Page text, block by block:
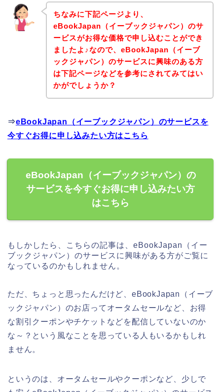
ちなみに下記ページより、
eBookJapan（イーブックジャパン）のサ
ービスがお得な価格で申し込むことができ
ましたよ♪なので、eBookJapan（イーブ
ックジャパン）のサービスに興味のある方
は下記ページなどを参考にされてみてはい
かがでしょうか？
⇒eBookJapan（イーブックジャパン）のサービスを
今すぐお得に申し込みたい方はこちら
eBookJapan（イーブックジャパン）の
サービスを今すぐお得に申し込みたい方
はこちら
もしかしたら、こちらの記事は、eBookJapan（イー
ブックジャパン）のサービスに興味がある方がご覧に
なっているのかもしれません。
ただ、ちょっと思ったんだけど、eBookJapan（イーブ
ックジャパン）のお店ってオータムセールなど、お得
な割引クーポンやチケットなどを配信していないのか
な～？という風なことを思っている人もいるかもしれ
ません。
というのは、オータムセールやクーポンなど、少しで